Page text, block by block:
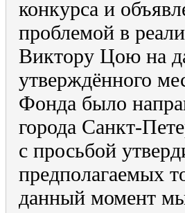
конкурса и
проблемой в
Виктору Цою на
утверждённого
Фонда было
города Санкт-
с просьбой
предполагаемых
данный момент